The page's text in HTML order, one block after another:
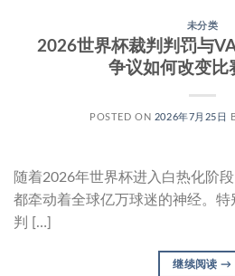
未分类
2026世界杯裁判判罚与
争议如何改变比
POSTED ON 2026年7月25日
随着2026年世界杯进入白热化阶
都牵动着全球亿万球迷的神经。
判 […]
继续阅读→